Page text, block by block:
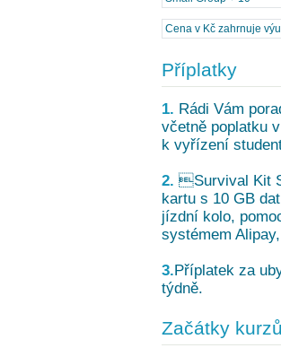
Cena v Kč zahrnuje
Příplatky
1. Rádi Vám
včetně poplatku
k vyřízení
2. Survival Kit
kartu s 10 GB
jízdní kolo,
systémem
3.Příplatek za
týdně.
Začátky